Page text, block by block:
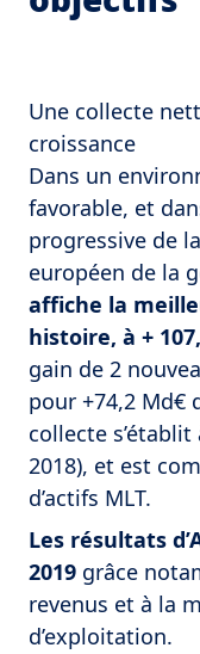
Une collecte
croissance
Dans un
favorable, et
progressive de
européen de la
affiche la
histoire, à +
gain de 2
pour +74,2 Md€
collecte s’établit
2018), et est
d’actifs MLT.
Les résultats
2019 grâce
revenus et à la
d’exploitation.